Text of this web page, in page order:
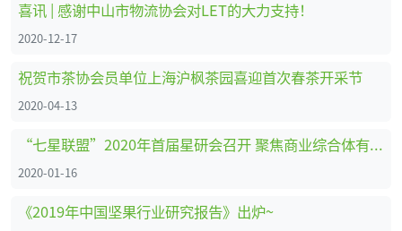
喜讯 | 感谢中山市物流协会对LET的大力支持！
2020-12-17
祝贺市茶协会员单位上海沪枫茶园喜迎首次春茶开采节
2020-04-13
“七星联盟”2020年首届星研会召开 聚焦商业综合体有害生物防治
2020-01-16
《2019年中国坚果行业研究报告》出炉~